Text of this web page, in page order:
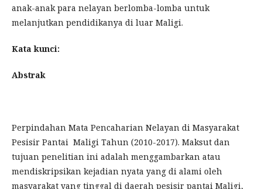
anak-anak para nelayan berlomba-lomba untuk
melanjutkan pendidikanya di luar Maligi.
Kata kunci:
Abstrak
Perpindahan Mata Pencaharian Nelayan di Masyarakat
Pesisir Pantai Maligi Tahun (2010-2017). Maksut dan
tujuan penelitian ini adalah menggambarkan atau
mendiskripsikan kejadian nyata yang di alami oleh
masyarakat yang tinggal di daerah pesisir pantai Maligi,